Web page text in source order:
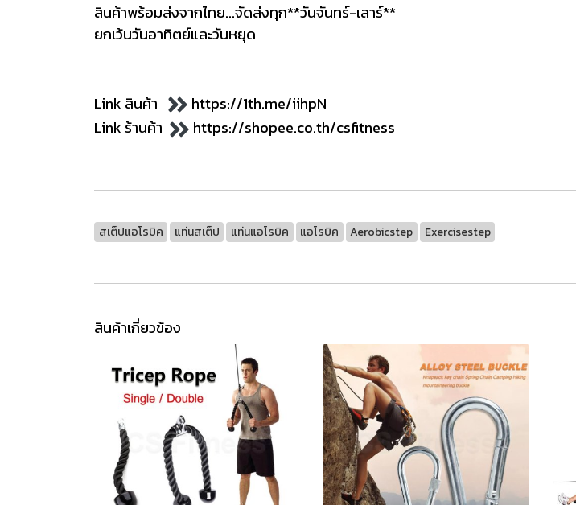
สินค้าพร้อมส่งจากไทย...จัดส่งทุก**วันจันทร์-เสาร์**
ยกเว้นวันอาทิตย์และวันหยุด
Link สินค้า
https://1th.me/iihpN
Link ร้านค้า
https://shopee.co.th/csfitness
สเต็ปแอโรบิค แท่นสเต็ป แท่นแอโรบิค แอโรบิค Aerobicstep Exercisestep
สินค้าเกี่ยวข้อง